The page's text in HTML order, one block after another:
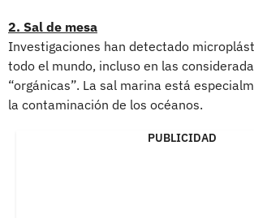
2. Sal de mesa
Investigaciones han detectado
todo el mundo, incluso en las
“orgánicas”. La sal marina está
la contaminación de los océanos.
PUBLICIDAD